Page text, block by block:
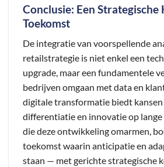
Conclusie: Een Strategische
Toekomst
De integratie van voorspellende
retailstrategie is niet enkel een
upgrade, maar een fundamentele
bedrijven omgaan met data en
digitale transformatie biedt
differentiatie en innovatie op
die deze ontwikkeling omarmen,
toekomst waarin anticipatie en
staan — met gerichte strategische